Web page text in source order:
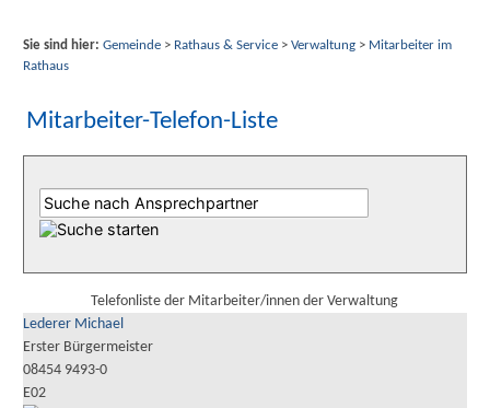
Sie sind hier: Gemeinde> Rathaus & Service> Verwaltung> Mitarbeiter im
Rathaus
Mitarbeiter-Telefon-Liste
Telefonliste der Mitarbeiter/innen der Verwaltung
Lederer Michael
Erster Bürgermeister
08454 9493-0
E02